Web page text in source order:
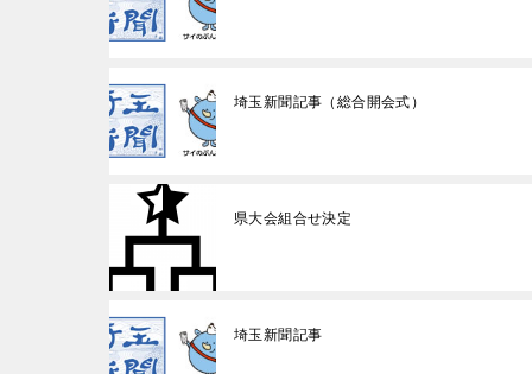
埼玉新聞記事（総合開会式）
県大会組合せ決定
埼玉新聞記事